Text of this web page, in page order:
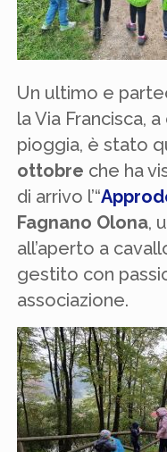
Un ultimo e
la Via Francisca,
pioggia, è stato
ottobre che ha
di arrivo l’“
Fagnano Olona,
all’aperto a
gestito con
associazione.